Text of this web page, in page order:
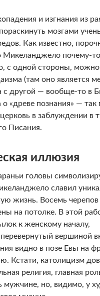
и изгнания из
мозгами
Как известно,
Микеланджело почему-
с одной стороны, можно
(там оно является
с другой — вообще-то в
о «древе познания» — так
в заблуждении в
Писания.
иллюзия
головы
славил
жизнь. Восемь
на потолке. В этой
к женскому началу,
вершиной
видно в позе Евы на
Кстати, католицизм
религия, главная
мужчине, но, видимо, у